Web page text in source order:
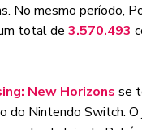
No mesmo período,
total de 3.570.493
New Horizons se
do Nintendo Switch. O